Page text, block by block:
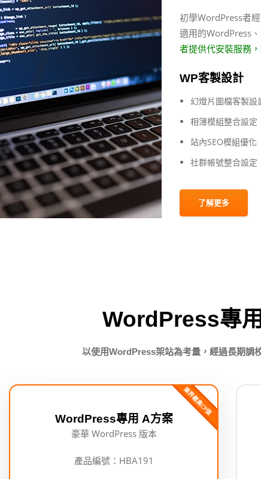
初學WordPress者
適用的WordPress
者提供代安裝服務
WP客製設計
幻燈片圖檔客製設
相簿模組整合設定
站內SEO模組優化
社群帳號整合設定
了解更多
WordPress專
以使用WordPress架站為考量，經過長期調
WordPress專用 A方案
業界最高CP值
豪華 WordPress 版本
產品編號：HBA191